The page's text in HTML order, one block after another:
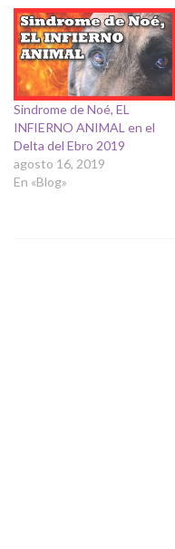
Sindrome de Noé, EL
INFIERNO ANIMAL en el
Delta del Ebro 2019
agosto 16, 2019
En «Blog»